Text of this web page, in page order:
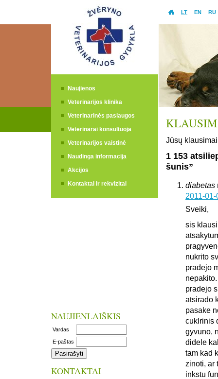
Naujienos
Veterinarijos klinika
Veterinarinės paslaugos
Veterinarai konsultuoja
Veterinarijos vaistinė
Naudinga informacija
Akcijos
Kontaktai ir rekvizitai
NAUJIENLAIŠKIS
Vardas
E-paštas
KONTAKTAI
LT EN RU
Jūsų
1 153
šunis”
diabetas
2011-
Sveiki,
sis
nukrito
pradejo
pradejo
atsirado
pasake
cuklrinis
gyvuno,
didele
tam kad
zinoti, ar
inkstu